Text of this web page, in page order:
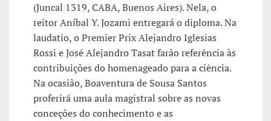
(Juncal 1319, CABA, Buenos Aires). Nela, o
reitor Aníbal Y. Jozami entregará o diploma. Na
laudatio, o Premier Prix Alejandro Iglesias
Rossi e José Alejandro Tasat farão referência às
contribuições do homenageado para a ciência.
Na ocasião, Boaventura de Sousa Santos
proferirá uma aula magistral sobre as novas
conceções do conhecimento e as